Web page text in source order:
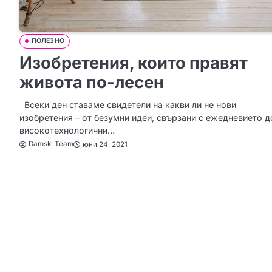
ПОЛЕЗНО
Изобретения, които правят
живота по-лесен
Всеки ден ставаме свидетели на какви ли не нови
изобретения – от безумни идеи, свързани с ежедневието
високотехнологични…
Damski Team юни 24, 2021